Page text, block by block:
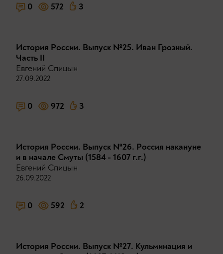
0 572 3
История России. Выпуск №25. Иван Грозный.
Часть II
Евгений Спицын
27.09.2022
0 972 3
История России. Выпуск №26. Россия накануне
и в начале Смуты (1584 - 1607 г.г.)
Евгений Спицын
26.09.2022
0 592 2
История России. Выпуск №27. Кульминация и